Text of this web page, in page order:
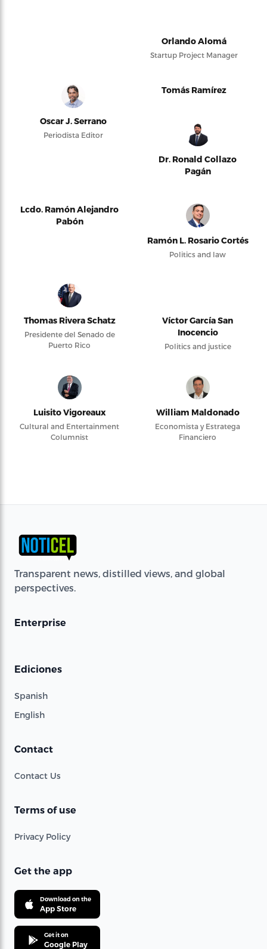
Orlando Alomá
Startup Project Manager
Oscar J. Serrano
Periodista Editor
Tomás Ramírez
Dr. Ronald Collazo
Pagán
Lcdo. Ramón Alejandro
Pabón
Ramón L. Rosario Cortés
Politics and law
Thomas Rivera Schatz
Presidente del Senado de
Puerto Rico
Víctor García San
Inocencio
Politics and justice
Luisito Vigoreaux
Cultural and Entertainment
Columnist
William Maldonado
Economista y Estratega
Financiero
Transparent news, distilled views, and global
perspectives.
Enterprise
Ediciones
Spanish
English
Contact
Contact Us
Terms of use
Privacy Policy
Get the app
Download on the
App Store
Get it on
Google Play